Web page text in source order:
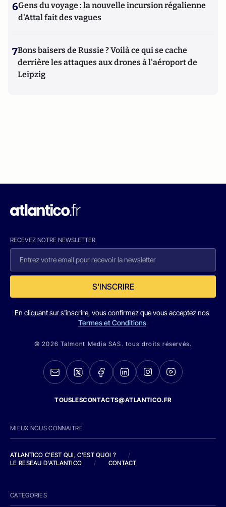
6Gens du voyage : la nouvelle incursion régalienne
d'Attal fait des vagues
7Bons baisers de Russie ? Voilà ce qui se cache
derrière les attaques aux drones à l'aéroport de
Leipzig
RECEVEZ NOTRE NEWSLETTER
S'INSCRIRE
En cliquant sur s'inscrire, vous confirmez que vous acceptez nos
Termes et Conditions
© 2026 Talmont Media SAS. tous droits réservés.
TOUSLESCONTACTS@ATLANTICO.FR
MIEUX NOUS CONNAITRE
ATLANTICO C'EST QUI, C'EST QUOI ?
/
LE RESEAU D'ATLANTICO
/ CONTACT
CATEGORIES